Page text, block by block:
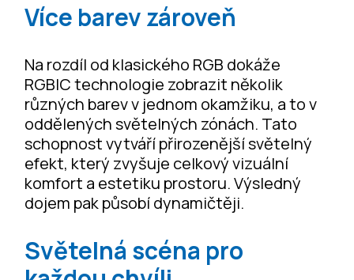
Více barev zároveň
Na rozdíl od klasického RGB dokáže
RGBIC technologie zobrazit několik
různých barev v jednom okamžiku, a to v
oddělených světelných zónách. Tato
schopnost vytváří přirozenější světelný
efekt, který zvyšuje celkový vizuální
komfort a estetiku prostoru. Výsledný
dojem pak působí dynamičtěji.
Světelná scéna pro